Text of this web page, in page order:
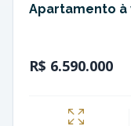
Apartamento à
R$ 6.590.000